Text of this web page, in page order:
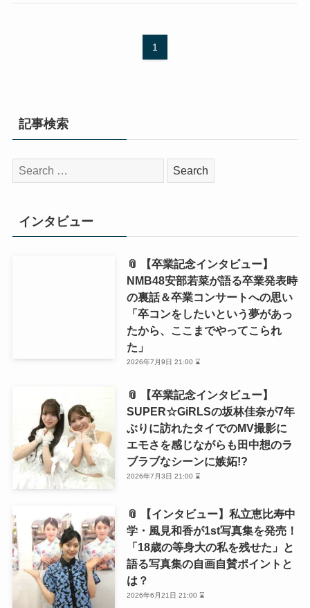
1
記事検索
検
索:
インタビュー
📎 【卒業記念インタビュー】
NMB48安部若菜が語る卒業発表時
の裏話＆卒業コンサートへの思い
「卒コンをしたいという夢があっ
たから、ここまでやってこられ
た」
2026年7月9日 21:00 ⌛
📎 【卒業記念インタビュー】
SUPER☆GiRLSの坂林佳奈が7年
ぶりに訪れたタイでのMV撮影に
エモさを感じながらも田中想のラ
ブラブなシーンに嫉妬!?
2026年7月3日 21:00 ⌛
📎 【インタビュー】私立恵比寿中
学・風見和香が1st写真集を発売！
「18歳の等身大の私を残せた」と
語る写真集の自画自賛ポイントと
は？
2026年6月21日 21:00 ⌛